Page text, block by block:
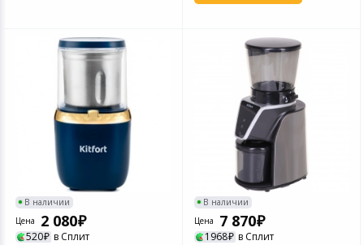
В наличии
Цена
2 080
520 в Сплит
В наличии
Цена
7 870
1968 в Сплит